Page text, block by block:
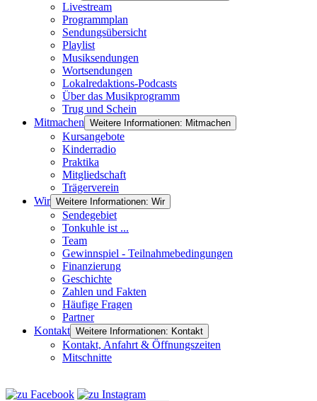
Livestream
Programmplan
Sendungsübersicht
Playlist
Musiksendungen
Wortsendungen
Lokalredaktions-Podcasts
Über das Musikprogramm
Trug und Schein
Mitmachen Weitere Informationen: Mitmachen
Kursangebote
Kinderradio
Praktika
Mitgliedschaft
Trägerverein
Wir Weitere Informationen: Wir
Sendegebiet
Tonkuhle ist ...
Team
Gewinnspiel - Teilnahmebedingungen
Finanzierung
Geschichte
Zahlen und Fakten
Häufige Fragen
Partner
Kontakt Weitere Informationen: Kontakt
Kontakt, Anfahrt & Öffnungszeiten
Mitschnitte